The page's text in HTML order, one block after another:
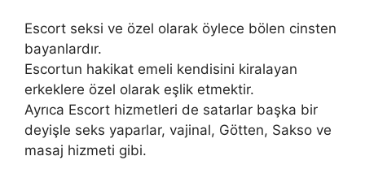
Escort seksi ve özel olarak öylece bölen cinsten
bayanlardır.
Escortun hakikat emeli kendisini kiralayan
erkeklere özel olarak eşlik etmektir.
Ayrıca Escort hizmetleri de satarlar başka bir
deyişle seks yaparlar, vajinal, Götten, Sakso ve
masaj hizmeti gibi.